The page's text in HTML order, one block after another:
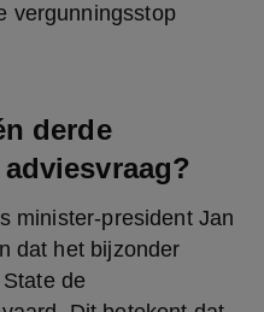
vergunningsstop
derde
minister-president Jan
dat het bijzonder
de